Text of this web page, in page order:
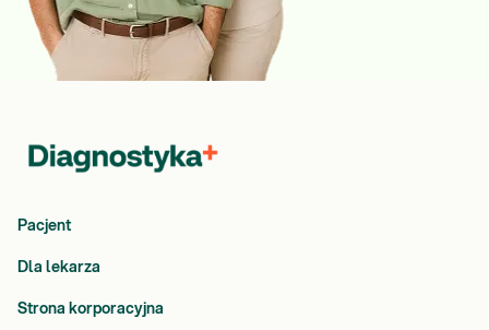
Pacjent
Dla lekarza
Strona korporacyjna